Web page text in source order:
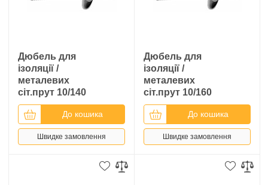
Дюбель для
ізоляції /
металевих
сіт.прут 10/140
До кошика
Швидке замовлення
Дюбель для
ізоляції /
металевих
сіт.прут 10/160
До кошика
Швидке замовлення